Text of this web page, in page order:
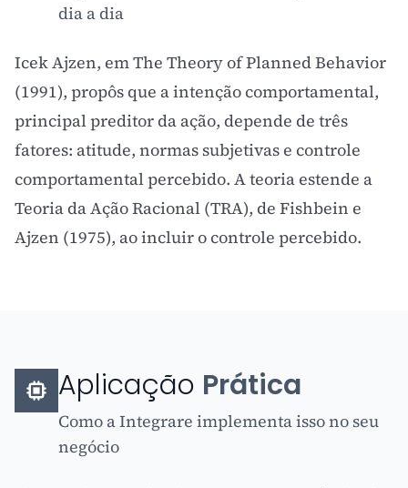
dia a dia
Icek Ajzen, em The Theory of Planned Behavior
(1991), propôs que a intenção comportamental,
principal preditor da ação, depende de três
fatores: atitude, normas subjetivas e controle
comportamental percebido. A teoria estende a
Teoria da Ação Racional (TRA), de Fishbein e
Ajzen (1975), ao incluir o controle percebido.
Aplicação Prática
Como a Integrare implementa isso no seu
negócio